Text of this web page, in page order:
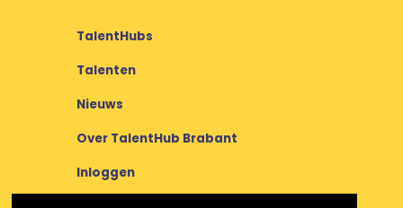
TalentHubs
Talenten
Nieuws
Over TalentHub Brabant
Inloggen